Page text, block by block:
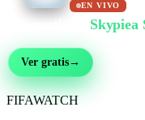
EN VIVO
Skypiea
Ver gratis→
FIFAWATCH